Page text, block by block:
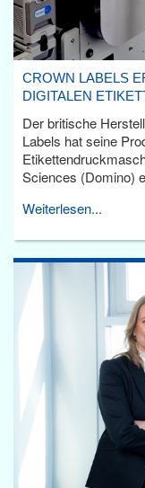
CROWN LABELS
DIGITALEN
Der britische
Labels hat seine
Sciences (Domino)
Weiterlesen...